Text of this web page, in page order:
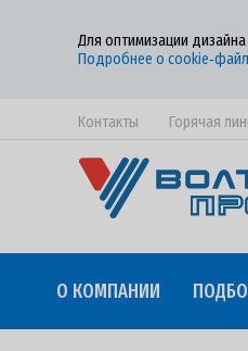
Для оптимизации
Подробнее о
Контакты Горячая
О КОМПАНИИ